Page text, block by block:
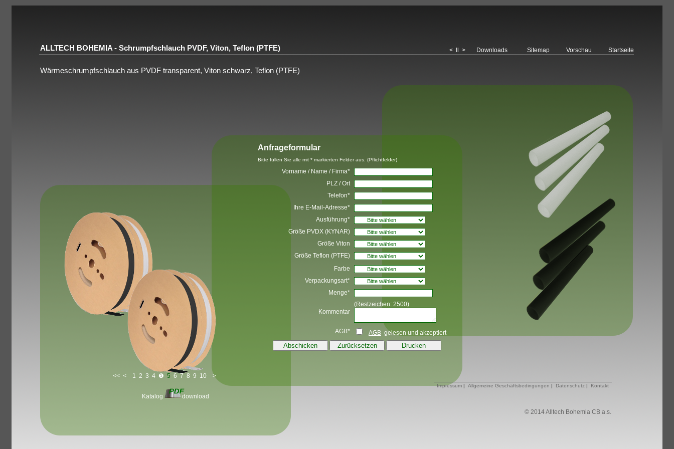
ALLTECH BOHEMIA - Schrumpfschlauch PVDF, Viton, Teflon (PTFE) < > Downloads Sitemap Vorschau Startseite
Wärmeschrumpfschlauch aus PVDF transparent, Viton schwarz, Teflon (PTFE)
Anfrageformular
Bitte füllen Sie alle mit * markierten Felder aus. (Pflichtfelder)
Vorname / Name / Firma*
PLZ / Ort
Telefon*
Ihre E-Mail-Adresse*
Ausführung*
Größe PVDX (KYNAR)
Größe Viton
Größe Teflon (PTFE)
Farbe
Verpackungsart*
Menge*
Kommentar
(Restzeichen: 2500)
AGB* AGB gelesen und akzeptiert
<< < 1 2 3 4 ❶ 5 6 7 8 9 10 >
Katalog download
Impressum | Allgemeine Geschäftsbedingungen | Datenschutz | Kontakt
© 2014 Alltech Bohemia CB a.s.